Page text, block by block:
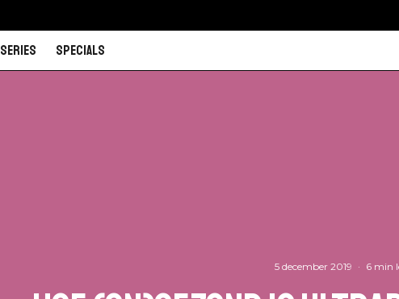
Series Specials
5 december 2019 · 6 min